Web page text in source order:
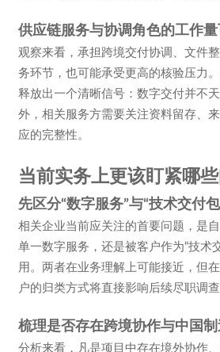
供应链服务与协调角色的工作
观察来看，承担跨境交付协调、文件
务环节，也可能承受更高的核验压力
释放出一个清晰信号：数字交付并不
外，相关服务方需要关注资料留存、
应的完整性。
当前实务上更该盯紧哪
先区分“数字服务”与“技术交付
相关企业当前应关注的首要问题，是
单一数字服务，还是被客户作为“技术
用。两者在业务理解上可能接近，但
户的归类方式将直接影响后续尽职调查
梳理是否存在跨境协作与中国制
分析来看，凡是项目中存在境外协作